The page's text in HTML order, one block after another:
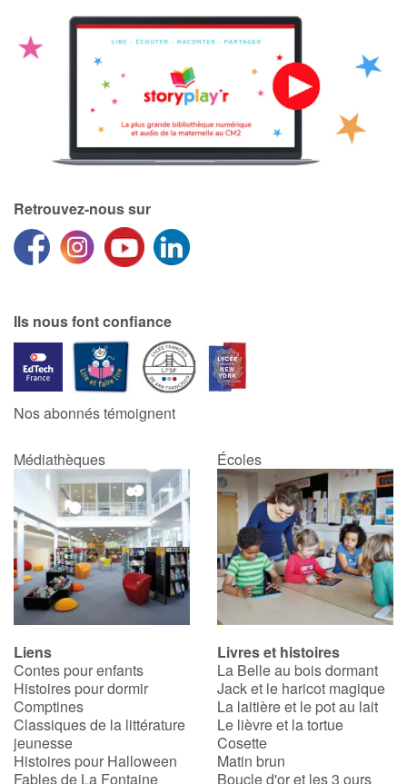
Retrouvez-nous sur
Ils nous font confiance
Nos abonnés témoignent
Médiathèques Écoles
Liens
Contes pour enfants
Histoires pour dormir
Comptines
Classiques de la littérature
jeunesse
Histoires pour Halloween
Fables de La Fontaine
Livres et histoires
La Belle au bois dormant
Jack et le haricot magique
La laitière et le pot au lait
Le lièvre et la tortue
Cosette
Matin brun
Boucle d'or et les 3 ours